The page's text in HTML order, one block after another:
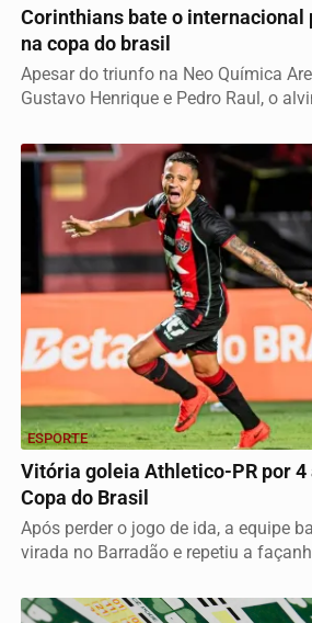
Corinthians bate o internacional
na copa do brasil
Apesar do triunfo na Neo Química
Gustavo Henrique e Pedro Raul, o
ESPORTE
Vitória goleia Athletico-PR por 4
Copa do Brasil
Após perder o jogo de ida, a equipe
virada no Barradão e repetiu a